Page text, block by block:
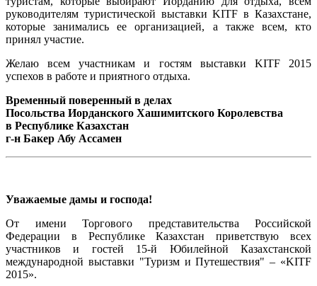
руководителям туристической выставки KITF в Казахстане,
которые занимались ее организацией, а также всем, кто
принял участие.
Желаю всем участникам и гостям выставки KITF 2015
успехов в работе и приятного отдыха.
Временный поверенный в делах
Посольства Иорданского Хашимитского Королевства
в Республике Казахстан
г-н Бакер Абу Ассамен
Уважаемые дамы и господа!
От имени Торгового представительства Российской
Федерации в Республике Казахстан приветствую всех
участников и гостей 15-й Юбилейной Казахстанской
международной выставки "Туризм и Путешествия" – «KITF
2015».